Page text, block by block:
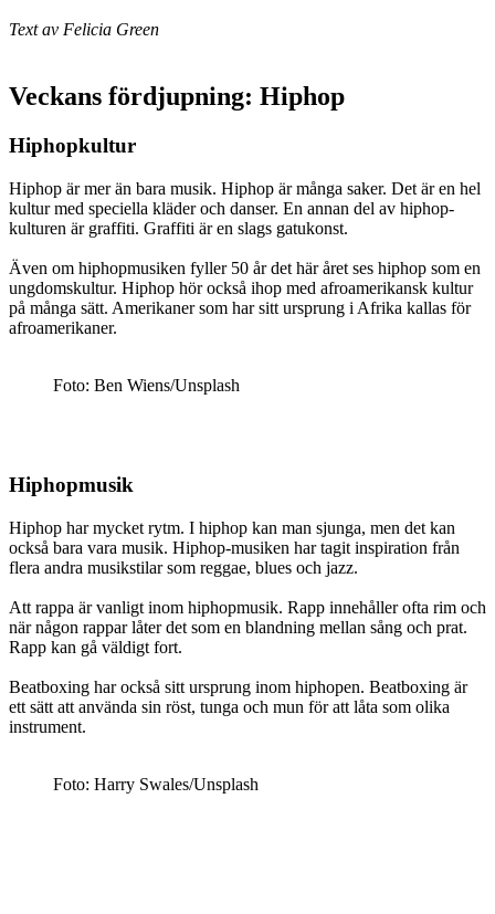
Text av Felicia Green
Veckans fördjupning: Hiphop
Hiphopkultur
Hiphop är mer än bara musik. Hiphop är många saker. Det är en hel
kultur med speciella kläder och danser. En annan del av hiphop-
kulturen är graffiti. Graffiti är en slags gatukonst.
Även om hiphopmusiken fyller 50 år det här året ses hiphop som en
ungdomskultur. Hiphop hör också ihop med afroamerikansk kultur
på många sätt. Amerikaner som har sitt ursprung i Afrika kallas för
afroamerikaner.
Foto: Ben Wiens/Unsplash
Hiphopmusik
Hiphop har mycket rytm. I hiphop kan man sjunga, men det kan
också bara vara musik. Hiphop-musiken har tagit inspiration från
flera andra musikstilar som reggae, blues och jazz.
Att rappa är vanligt inom hiphopmusik. Rapp innehåller ofta rim och
när någon rappar låter det som en blandning mellan sång och prat.
Rapp kan gå väldigt fort.
Beatboxing har också sitt ursprung inom hiphopen. Beatboxing är
ett sätt att använda sin röst, tunga och mun för att låta som olika
instrument.
Foto: Harry Swales/Unsplash